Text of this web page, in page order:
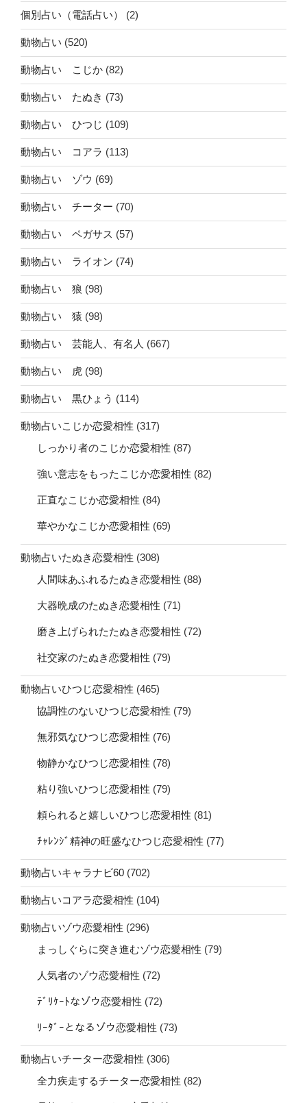
個別占い（電話占い） (2)
動物占い (520)
動物占い こじか (82)
動物占い たぬき (73)
動物占い ひつじ (109)
動物占い コアラ (113)
動物占い ゾウ (69)
動物占い チーター (70)
動物占い ペガサス (57)
動物占い ライオン (74)
動物占い 狼 (98)
動物占い 猿 (98)
動物占い 芸能人、有名人 (667)
動物占い 虎 (98)
動物占い 黒ひょう (114)
動物占いこじか恋愛相性 (317)
しっかり者のこじか恋愛相性 (87)
強い意志をもったこじか恋愛相性 (82)
正直なこじか恋愛相性 (84)
華やかなこじか恋愛相性 (69)
動物占いたぬき恋愛相性 (308)
人間味あふれるたぬき恋愛相性 (88)
大器晩成のたぬき恋愛相性 (71)
磨き上げられたたぬき恋愛相性 (72)
社交家のたぬき恋愛相性 (79)
動物占いひつじ恋愛相性 (465)
協調性のないひつじ恋愛相性 (79)
無邪気なひつじ恋愛相性 (76)
物静かなひつじ恋愛相性 (78)
粘り強いひつじ恋愛相性 (79)
頼られると嬉しいひつじ恋愛相性 (81)
ﾁｬﾚﾝｼﾞ精神の旺盛なひつじ恋愛相性 (77)
動物占いキャラナビ60 (702)
動物占いコアラ恋愛相性 (104)
動物占いゾウ恋愛相性 (296)
まっしぐらに突き進むゾウ恋愛相性 (79)
人気者のゾウ恋愛相性 (72)
ﾃﾞﾘｹｰﾄなゾウ恋愛相性 (72)
ﾘｰﾀﾞｰとなるゾウ恋愛相性 (73)
動物占いチーター恋愛相性 (306)
全力疾走するチーター恋愛相性 (82)